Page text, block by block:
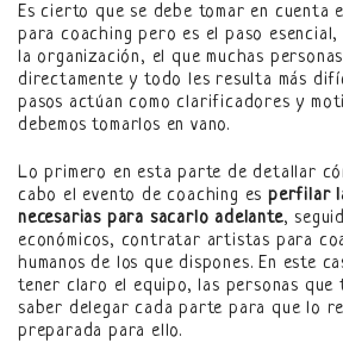
Es cierto que se debe tomar en
para coaching pero es el paso
la organización, el que muchas
directamente y todo les resulta más
pasos actúan como clarificadores y
debemos tomarlos en vano.
Lo primero en esta parte de detallar
cabo el evento de coaching esperfilar
necesarias para sacarlo adelante,
económicos, contratar artistas para
humanos de los que dispones. En este
tener claro el equipo, las personas que
saber delegar cada parte para que lo
preparada para ello.